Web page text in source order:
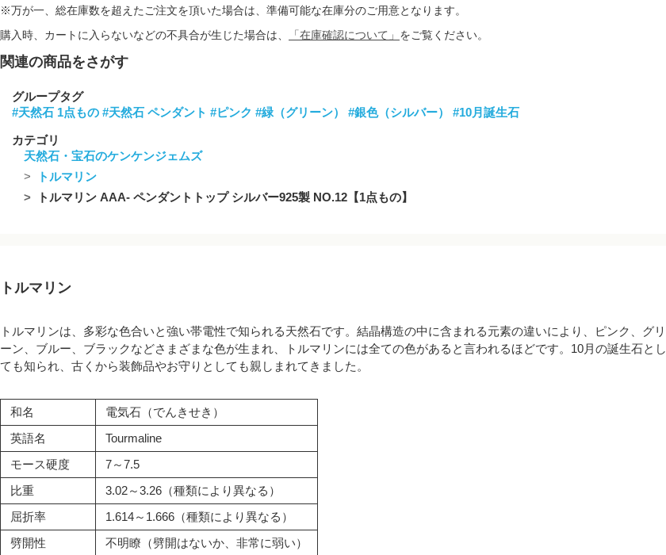
※万が一、総在庫数を超えたご注文を頂いた場合は、準備可能な在庫分のご用意となります。
購入時、カートに入らないなどの不具合が生じた場合は、
「在庫確認について」 をご覧ください。
関連の商品をさがす
グループタグ
#天然石 1点もの #天然石 ペンダント #ピンク #緑（グリーン） #銀色（シルバー） #10月誕生石
カテゴリ
天然石・宝石のケンケンジェムズ
トルマリン
トルマリン AAA- ペンダントトップ シルバー925製 NO.12【1点もの】
トルマリン
トルマリンは、多彩な色合いと強い帯電性で知られる天然石です。結晶構造の中に含まれる元素の違いにより、ピンク、グリ
ーン、ブルー、ブラックなどさまざまな色が生まれ、トルマリンには全ての色があると言われるほどです。10月の誕生石とし
ても知られ、古くから装飾品やお守りとしても親しまれてきました。
和名
電気石（でんきせき）
英語名
Tourmaline
モース硬度
7～7.5
比重
3.02～3.26（種類により異なる）
屈折率
1.614～1.666（種類により異なる）
劈開性
不明瞭（劈開はないか、非常に弱い）